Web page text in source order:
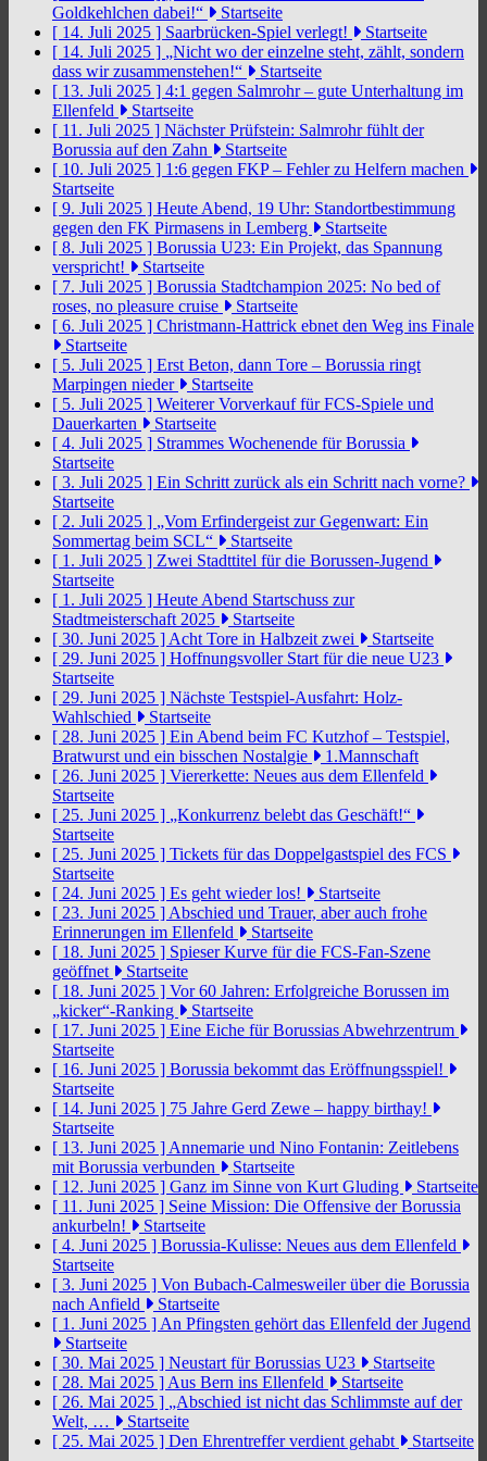
Goldkehlchen dabei!“
Startseite
[ 14. Juli 2025 ] Saarbrücken-Spiel verlegt!
Startseite
[ 14. Juli 2025 ] „Nicht wo der einzelne steht, zählt, sondern
dass wir zusammenstehen!“
Startseite
[ 13. Juli 2025 ] 4:1 gegen Salmrohr – gute Unterhaltung im
Ellenfeld
Startseite
[ 11. Juli 2025 ] Nächster Prüfstein: Salmrohr fühlt der
Borussia auf den Zahn
Startseite
[ 10. Juli 2025 ] 1:6 gegen FKP – Fehler zu Helfern machen
Startseite
[ 9. Juli 2025 ] Heute Abend, 19 Uhr: Standortbestimmung
gegen den FK Pirmasens in Lemberg
Startseite
[ 8. Juli 2025 ] Borussia U23: Ein Projekt, das Spannung
verspricht!
Startseite
[ 7. Juli 2025 ] Borussia Stadtchampion 2025: No bed of
roses, no pleasure cruise
Startseite
[ 6. Juli 2025 ] Christmann-Hattrick ebnet den Weg ins Finale
Startseite
[ 5. Juli 2025 ] Erst Beton, dann Tore – Borussia ringt
Marpingen nieder
Startseite
[ 5. Juli 2025 ] Weiterer Vorverkauf für FCS-Spiele und
Dauerkarten
Startseite
[ 4. Juli 2025 ] Strammes Wochenende für Borussia
Startseite
[ 3. Juli 2025 ] Ein Schritt zurück als ein Schritt nach vorne?
Startseite
[ 2. Juli 2025 ] „Vom Erfindergeist zur Gegenwart: Ein
Sommertag beim SCL“
Startseite
[ 1. Juli 2025 ] Zwei Stadttitel für die Borussen-Jugend
Startseite
[ 1. Juli 2025 ] Heute Abend Startschuss zur
Stadtmeisterschaft 2025
Startseite
[ 30. Juni 2025 ] Acht Tore in Halbzeit zwei
Startseite
[ 29. Juni 2025 ] Hoffnungsvoller Start für die neue U23
Startseite
[ 29. Juni 2025 ] Nächste Testspiel-Ausfahrt: Holz-
Wahlschied
Startseite
[ 28. Juni 2025 ] Ein Abend beim FC Kutzhof – Testspiel,
Bratwurst und ein bisschen Nostalgie
1.Mannschaft
[ 26. Juni 2025 ] Viererkette: Neues aus dem Ellenfeld
Startseite
[ 25. Juni 2025 ] „Konkurrenz belebt das Geschäft!“
Startseite
[ 25. Juni 2025 ] Tickets für das Doppelgastspiel des FCS
Startseite
[ 24. Juni 2025 ] Es geht wieder los!
Startseite
[ 23. Juni 2025 ] Abschied und Trauer, aber auch frohe
Erinnerungen im Ellenfeld
Startseite
[ 18. Juni 2025 ] Spieser Kurve für die FCS-Fan-Szene
geöffnet
Startseite
[ 18. Juni 2025 ] Vor 60 Jahren: Erfolgreiche Borussen im
„kicker“-Ranking
Startseite
[ 17. Juni 2025 ] Eine Eiche für Borussias Abwehrzentrum
Startseite
[ 16. Juni 2025 ] Borussia bekommt das Eröffnungsspiel!
Startseite
[ 14. Juni 2025 ] 75 Jahre Gerd Zewe – happy birthay!
Startseite
[ 13. Juni 2025 ] Annemarie und Nino Fontanin: Zeitlebens
mit Borussia verbunden
Startseite
[ 12. Juni 2025 ] Ganz im Sinne von Kurt Gluding
Startseite
[ 11. Juni 2025 ] Seine Mission: Die Offensive der Borussia
ankurbeln!
Startseite
[ 4. Juni 2025 ] Borussia-Kulisse: Neues aus dem Ellenfeld
Startseite
[ 3. Juni 2025 ] Von Bubach-Calmesweiler über die Borussia
nach Anfield
Startseite
[ 1. Juni 2025 ] An Pfingsten gehört das Ellenfeld der Jugend
Startseite
[ 30. Mai 2025 ] Neustart für Borussias U23
Startseite
[ 28. Mai 2025 ] Aus Bern ins Ellenfeld
Startseite
[ 26. Mai 2025 ] „Abschied ist nicht das Schlimmste auf der
Welt, …
Startseite
[ 25. Mai 2025 ] Den Ehrentreffer verdient gehabt
Startseite